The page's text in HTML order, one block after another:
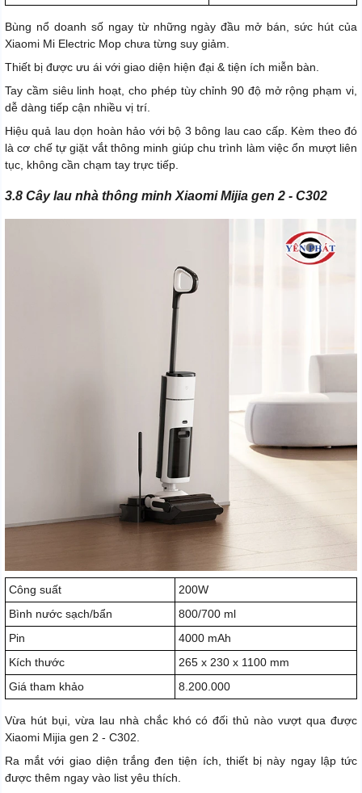
Bùng nổ doanh số ngay từ những ngày đầu mở bán, sức hút của
Xiaomi Mi Electric Mop chưa từng suy giảm.
Thiết bị được ưu ái với giao diện hiện đại & tiện ích miễn bàn.
Tay cầm siêu linh hoạt, cho phép tùy chỉnh 90 độ mở rộng phạm vi,
dễ dàng tiếp cận nhiều vị trí.
Hiệu quả lau dọn hoàn hảo với bộ 3 bông lau cao cấp. Kèm theo đó
là cơ chế tự giặt vắt thông minh giúp chu trình làm việc ổn mượt liên
tục, không cần chạm tay trực tiếp.
3.8 Cây lau nhà thông minh Xiaomi Mijia gen 2 - C302
Công suất
200W
Bình nước sạch/bẩn
800/700 ml
Pin
4000 mAh
Kích thước
265 x 230 x 1100 mm
Giá tham khảo
8.200.000
Vừa hút bụi, vừa lau nhà chắc khó có đối thủ nào vượt qua được
Xiaomi Mijia gen 2 - C302.
Ra mắt với giao diện trắng đen tiện ích, thiết bị này ngay lập tức
được thêm ngay vào list yêu thích.